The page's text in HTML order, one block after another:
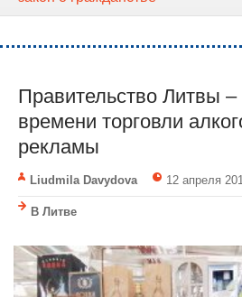
Правительство Литвы
времени торговли
рекламы
Liudmila Davydova 12 апреля
В Литве